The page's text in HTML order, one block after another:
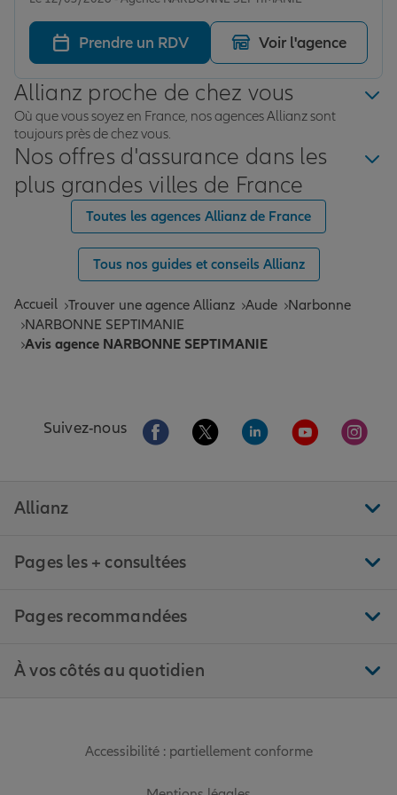
Prendre un RDV Voir l'agence
Allianz proche de chez vous
Où que vous soyez en France, nos agences Allianz sont
toujours près de chez vous.
Nos offres d'assurance dans les
plus grandes villes de France
Toutes les agences Allianz de France
Tous nos guides et conseils Allianz
Accueil Trouver une agence Allianz Aude
Narbonne
NARBONNE SEPTIMANIE
Avis agence NARBONNE SEPTIMANIE
Suivez-nous Aller sur la page Facebook de Allianz
Aller sur la page Twitter de
Aller sur la page
Aller sur la
Aller
Allianz
Pages les + consultées
Pages recommandées
À vos côtés au quotidien
Accessibilité : partiellement conforme